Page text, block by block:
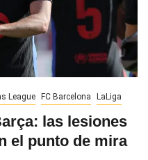
League FC Barcelona LaLiga
las lesiones
el punto de mira